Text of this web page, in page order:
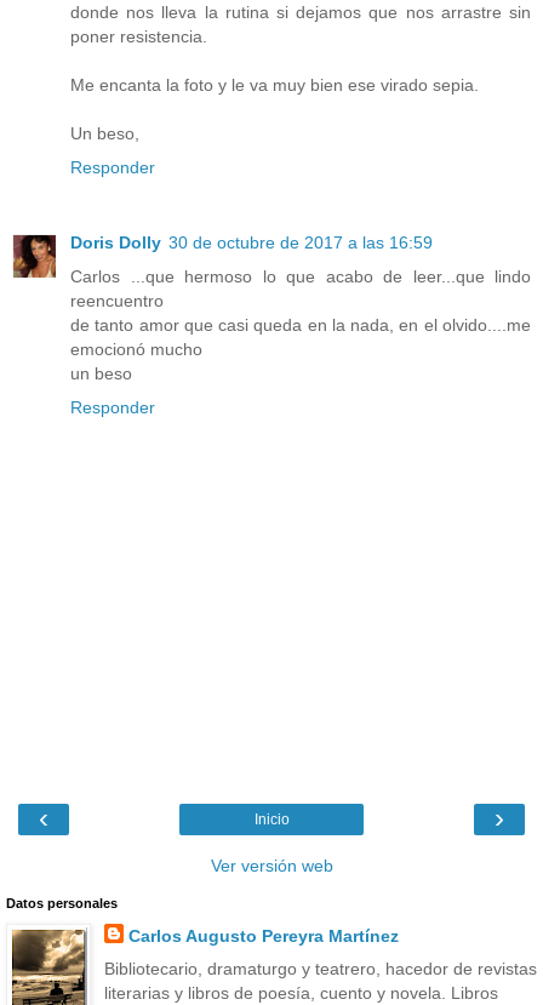
donde nos lleva la rutina si dejamos que nos arrastre sin
poner resistencia.
Me encanta la foto y le va muy bien ese virado sepia.
Un beso,
Responder
Doris Dolly 30 de octubre de 2017 a las 16:59
Carlos ...que hermoso lo que acabo de leer...que lindo
reencuentro
de tanto amor que casi queda en la nada, en el olvido....me
emocionó mucho
un beso
Responder
‹ ›
Inicio
Ver versión web
Datos personales
Carlos Augusto Pereyra Martínez
Bibliotecario, dramaturgo y teatrero, hacedor de revistas
literarias y libros de poesía, cuento y novela. Libros